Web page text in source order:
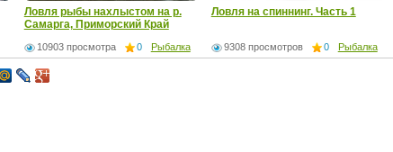
Ловля рыбы нахлыстом на р.
Самарга, Приморский Край
10903 просмотра 0 Рыбалка
Ловля на спиннинг. Часть 1
9308 просмотров 0 Рыбалка